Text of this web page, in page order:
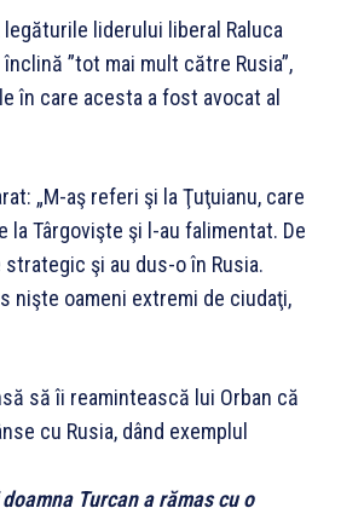
liderului liberal Raluca
”tot mai mult către Rusia”,
în care acesta a fost avocat al
„M-aş referi şi la Ţuţuianu, care
Târgovişte şi l-au falimentat. De
şi au dus-o în Rusia.
nişte oameni extremi de ciudaţi,
să îi reamintească lui Orban că
cu Rusia, dând exemplul
Turcan a rămas cu o